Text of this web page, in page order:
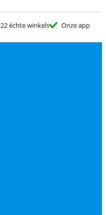
22 échte winkels Onze app